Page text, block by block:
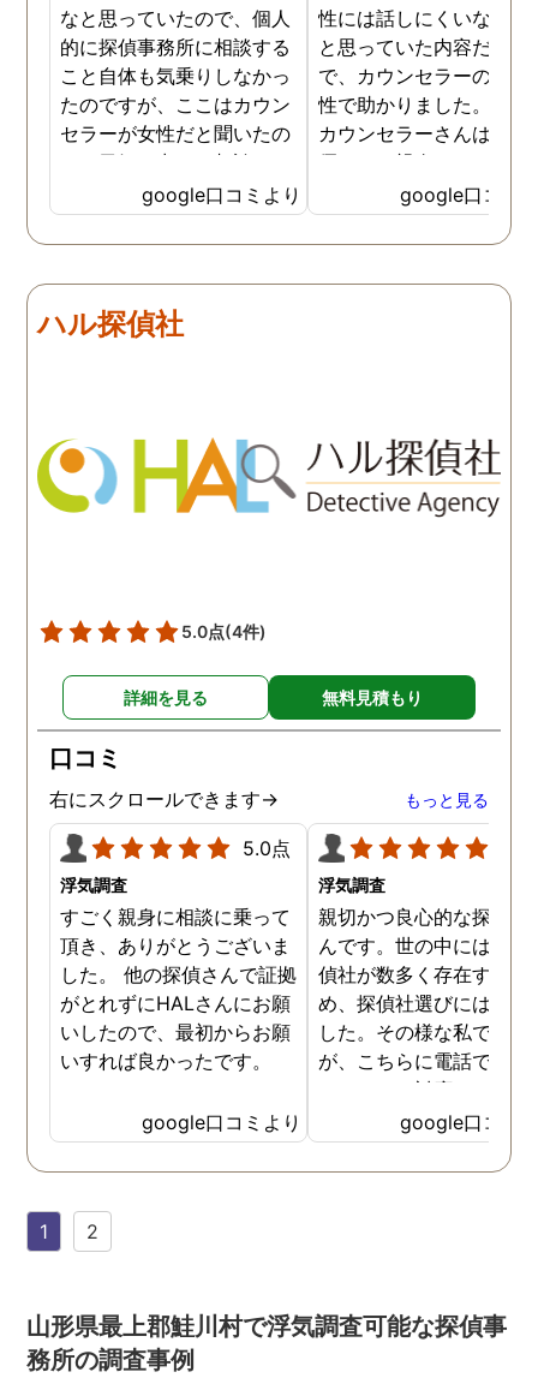
なと思っていたので、個人
的に探偵事務所に相談する
こと自体も気乗りしなかっ
たのですが、ここはカウン
セラーが女性だと聞いたの
で、勇気を出して相談して
みることにしました。感極
まって泣いてしまったり、
感情が表に出すぎてしまう
ださったので安心して悩み
を話せました。他はどうか
た私のケアをしっかりして
くださったおかげで、今は
元気に過ごせています。
google口コミより
性には話しにくいな。。
と思っていた内容だった
で、カウンセラーの方が
性で助かりました。MR
カウンセラーさんはすご
優しくて親身になって話
聞いてくれるので思わず
を流して話してしまいま
た。それほど自分がずっ
した、調査料金は決して
も東京駅前相談室にお願
して良かったと思ってい
す。
google口コミ
ハル探偵社
5.0点(4件)
詳細を見る 無料見積もり
口コミ
右にスクロールできます→ もっと見る
5.0点
浮気調査
すごく親身に相談に乗って
頂き、ありがとうございま
した。 他の探偵さんで証拠
がとれずにHALさんにお願
いしたので、最初からお願
いすれば良かったです。
google口コミより
浮気調査
親切かつ良心的な探偵社
んです。世の中には詐欺
偵社が数多く存在するた
め、探偵社選びには慎重
した。その様な私でした
が、こちらに電話で相談
たところ、対応された方
探偵のノウハウまで丁寧
教えて下さったのです。
用できると思い、早速お
ました。
google口コミ
1 2
山形県最上郡鮭川村で浮気調査可能な探偵事
務所の調査事例